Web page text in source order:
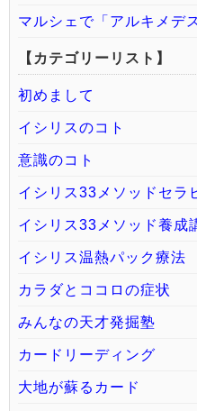
マルシェで「アルキメデ
【カテゴリーリスト】
初めまして
イシリスのコト
意識のコト
イシリス33メソッドセラ
イシリス33メソッド養成
イシリス温熱パック療法
カラダとココロの症状
みんなの天才発掘塾
カードリーディング
大地が蘇るカード